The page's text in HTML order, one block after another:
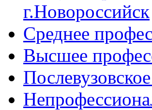
г.Новороссийск
Среднее
Высшее